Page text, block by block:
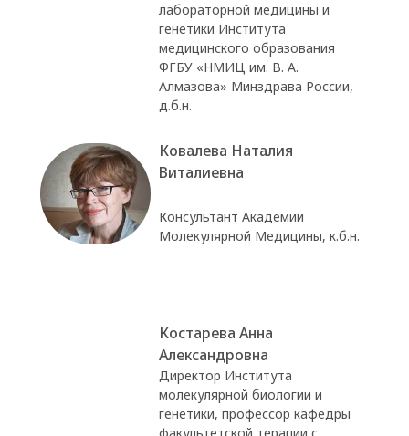
лабораторной медицины и
генетики Института
медицинского образования
ФГБУ «НМИЦ им. В. А.
Алмазова» Минздрава России,
д.б.н.
Ковалева Наталия
Виталиевна
Консультант Академии
Молекулярной Медицины, к.б.н.
Костарева Анна
Александровна
Директор Института
молекулярной биологии и
генетики, профессор кафедры